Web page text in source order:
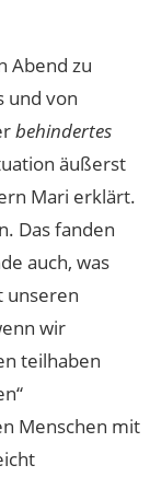
Abend zu
und von
behindertes
äußerst
Mari erklärt.
Das fanden
auch, was
unseren
wir
teilhaben
Menschen mit